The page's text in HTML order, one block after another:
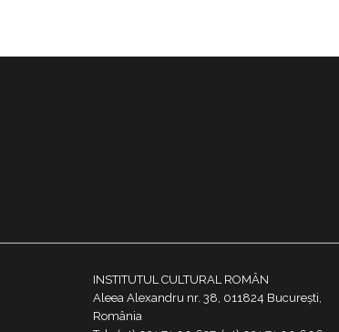
INSTITUTUL CULTURAL ROMÂN
Aleea Alexandru nr. 38, 011824 București,
România